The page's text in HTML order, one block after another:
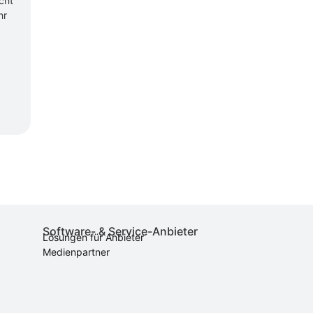
Software- & Service-Anbieter
Lösungen für Anbieter
Medienpartner